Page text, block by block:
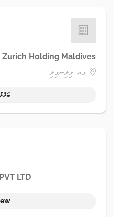
Zurich Holding Maldives
ގއ. ވިލިނގިލި
LTD